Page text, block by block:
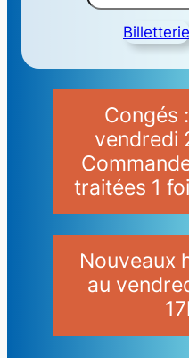
Congés
vendredi
traitées 1
Nouveaux
au